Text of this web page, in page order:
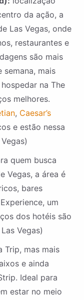
da ação, a
Las Vegas, onde
restaurantes e
são mais
semana, mais
na The
melhores.
, Caesar’s
e estão nessa
quem busca
Vegas, a área é
bares
um
dos hotéis são
Vegas)
Trip, mas mais
e ainda
Ideal para
estar no meio